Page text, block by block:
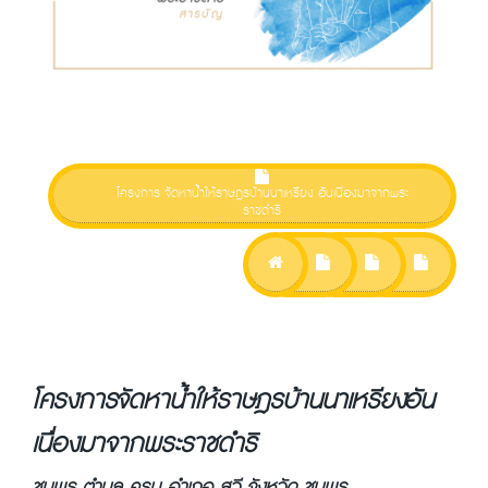
โครงการ จัดหาน้ำให้ราษฎรบ้านนาเหรียง อันเนื่องมาจากพระ
ราชดำริ
โครงการ จัดหาน้ำให้ราษฎรบ้านนาเหรียง อัน
เนื่องมาจากพระราชดำริ